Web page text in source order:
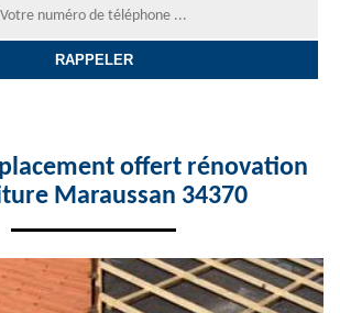
offert rénovation
Maraussan 34370